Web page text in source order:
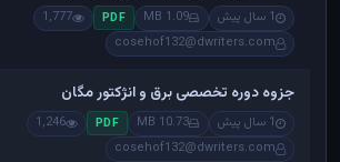
1 سال پیش 1.09 MB
PDF
1,777
cosehof132@dwriters.com
جزوه دوره تخصصی برق و انژکتور مگان
1 سال پیش 10.73 MB
PDF
1,246
cosehof132@dwriters.com